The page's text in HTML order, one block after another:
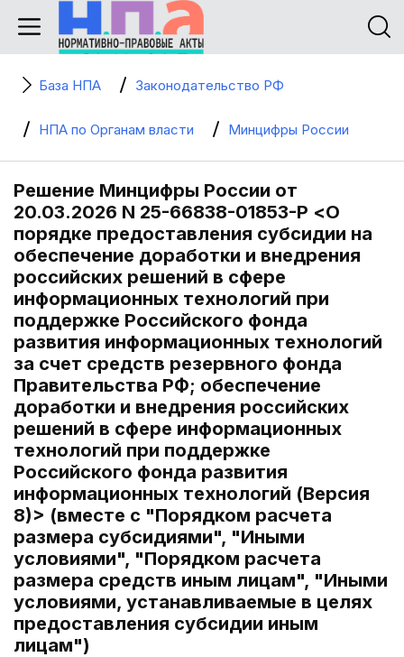
База НПА Законодательство РФ
НПА по Органам власти Минцифры России
Решение Минцифры России от
20.03.2026 N 25-66838-01853-Р <О
порядке предоставления субсидии на
обеспечение доработки и внедрения
российских решений в сфере
информационных технологий при
поддержке Российского фонда
развития информационных технологий
за счет средств резервного фонда
Правительства РФ; обеспечение
доработки и внедрения российских
решений в сфере информационных
технологий при поддержке
Российского фонда развития
информационных технологий (Версия
8)> (вместе с "Порядком расчета
размера субсидиями", "Иными
условиями", "Порядком расчета
размера средств иным лицам", "Иными
условиями, устанавливаемые в целях
предоставления субсидии иным
лицам")